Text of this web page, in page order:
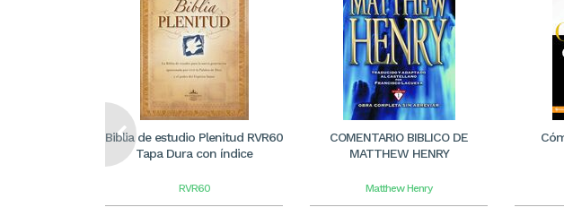
Biblia de estudio Plenitud RVR60
Tapa Dura con índice
RVR60
COMENTARIO BIBLICO DE
MATTHEW HENRY
Matthew Henry